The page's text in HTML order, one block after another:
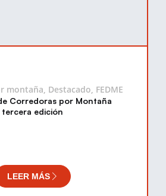
montaña, Destacado, FEDME
Corredoras por Montaña
tercera edición
LEER MÁS